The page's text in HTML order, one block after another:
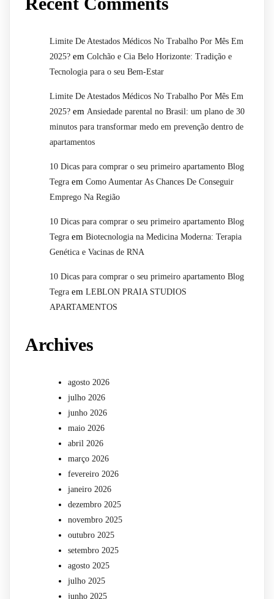
Limite De Atestados Médicos No Trabalho Por Mês Em
2025? em Colchão e Cia Belo Horizonte: Tradição e
Tecnologia para o seu Bem-Estar
Limite De Atestados Médicos No Trabalho Por Mês Em
2025? em Ansiedade parental no Brasil: um plano de 30
minutos para transformar medo em prevenção dentro de
apartamentos
10 Dicas para comprar o seu primeiro apartamento Blog
Tegra em Como Aumentar As Chances De Conseguir
Emprego Na Região
10 Dicas para comprar o seu primeiro apartamento Blog
Tegra em Biotecnologia na Medicina Moderna: Terapia
Genética e Vacinas de RNA
10 Dicas para comprar o seu primeiro apartamento Blog
Tegra em LEBLON PRAIA STUDIOS
APARTAMENTOS
Archives
agosto 2026
julho 2026
junho 2026
maio 2026
abril 2026
março 2026
fevereiro 2026
janeiro 2026
dezembro 2025
novembro 2025
outubro 2025
setembro 2025
agosto 2025
julho 2025
junho 2025